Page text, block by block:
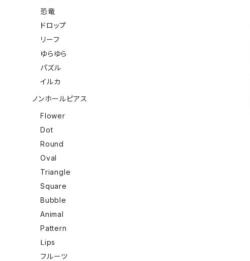
恐竜
ドロップ
リーフ
ゆらゆら
パズル
イルカ
ノンホールピアス
Flower
Dot
Round
Oval
Triangle
Square
Bubble
Animal
Pattern
Ⅼips
フルーツ